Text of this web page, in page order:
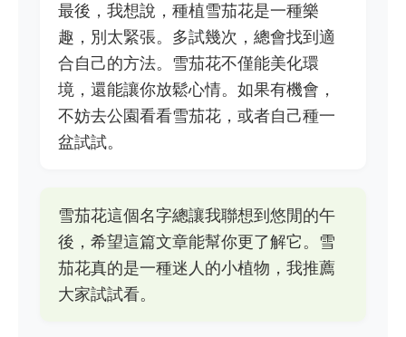
最後，我想說，種植雪茄花是一種樂
趣，別太緊張。多試幾次，總會找到適
合自己的方法。雪茄花不僅能美化環
境，還能讓你放鬆心情。如果有機會，
不妨去公園看看雪茄花，或者自己種一
盆試試。
雪茄花這個名字總讓我聯想到悠閒的午
後，希望這篇文章能幫你更了解它。雪
茄花真的是一種迷人的小植物，我推薦
大家試試看。